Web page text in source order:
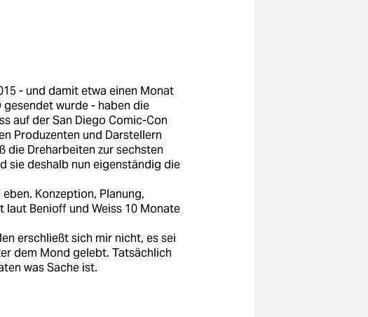
- und damit etwa einen Monat
wurde - haben die
auf der San Diego Comic-Con
Produzenten und Darstellern
die Dreharbeiten zur sechsten
sie deshalb nun eigenständig die
Konzeption, Planung,
Benioff und Weiss 10 Monate
erschließt sich mir nicht, es sei
dem Mond gelebt. Tatsächlich
was Sache ist.